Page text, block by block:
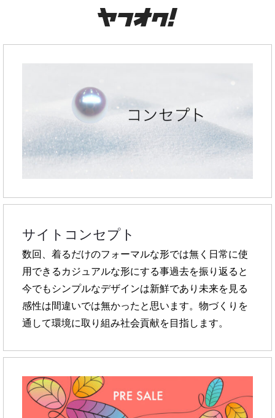
サイトコンセプト
数回、着るだけのフォーマルな形では無く 日常に使
用できるカジュアルな形にする事過去を振り返ると
今でもシンプルなデザインは新鮮であり 未来を見る
感性は間違いでは無かったと思います。 物づくりを
通して環境に取り組み社会貢献を目指します。